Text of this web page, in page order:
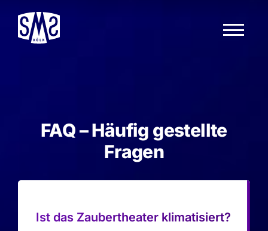
Secret Magic Show
Theater exklusiv buchen
Kontakt
FAQ – Häufig gestellte
Fragen
Ist das Zaubertheater klimatisiert?